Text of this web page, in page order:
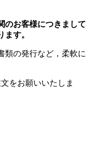
のお客様につきまして
す。
類の発行など，柔軟に
をお願いいたしま